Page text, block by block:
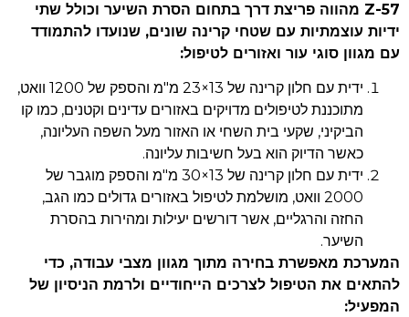
57-Z מהווה פריצת דרך בתחום הסרת השיער וכולל שתי
ידיות עוצמתיות עם שטחי קרינה שונים, שנועדו להתמודד
עם מגוון סוגי עור ואזורים לטיפול:
ידית עם חלון קרינה של 13×23 מ"מ והספק של 1200 וואט,
מתוכננת לטיפולים מדויקים באזורים עדינים וקטנים, כמו קו
הביקיני, שקעי בית השחי או האזור מעל השפה העליונה,
כאשר הדיוק הוא בעל חשיבות עליונה.
ידית עם חלון קרינה של 13×30 מ"מ והספק מוגבר של
2000 וואט, מושלמת לטיפול באזורים גדולים כמו הגב,
החזה והרגליים, אשר דורשים יעילות ומהירות בהסרת
השיער.
המערכת מאפשרת בחירה מתוך מגוון מצבי עבודה, כדי
להתאים את הטיפול לצרכים הייחודיים ולרמת הניסיון של
המפעיל: